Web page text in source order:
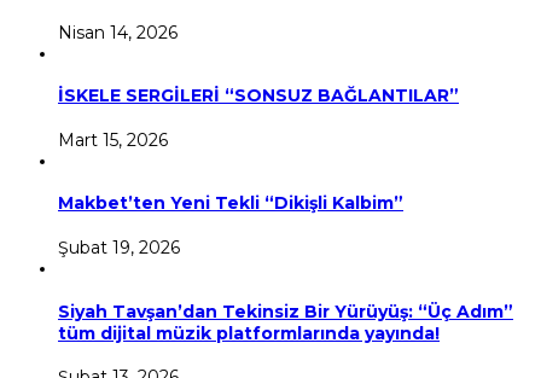
Nisan 14, 2026
İSKELE SERGİLERİ “SONSUZ BAĞLANTILAR”
Mart 15, 2026
Makbet’ten Yeni Tekli “Dikişli Kalbim”
Şubat 19, 2026
Siyah Tavşan’dan Tekinsiz Bir Yürüyüş: “Üç Adım”
tüm dijital müzik platformlarında yayında!